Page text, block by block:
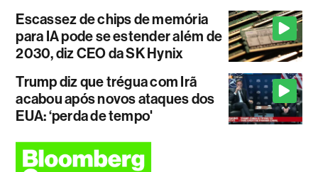
Escassez de chips de memória
para IA pode se estender além de
2030, diz CEO da SK Hynix
Trump diz que trégua com Irã
acabou após novos ataques dos
EUA: ‘perda de tempo'